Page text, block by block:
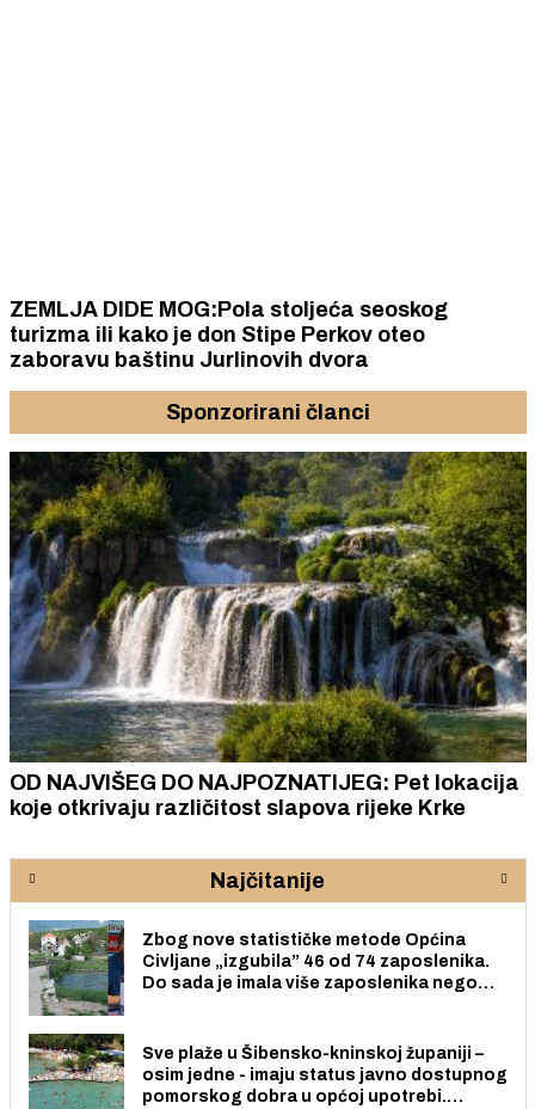
ZEMLJA DIDE MOG:Pola stoljeća seoskog
turizma ili kako je don Stipe Perkov oteo
zaboravu baštinu Jurlinovih dvora
Sponzorirani članci
OD NAJVIŠEG DO NAJPOZNATIJEG: Pet lokacija
koje otkrivaju različitost slapova rijeke Krke
Najčitanije
Zbog nove statističke metode Općina
Civljane „izgubila” 46 od 74 zaposlenika.
Do sada je imala više zaposlenika nego
Sve plaže u Šibensko-kninskoj županiji –
osim jedne - imaju status javno dostupnog
pomorskog dobra u općoj upotrebi.